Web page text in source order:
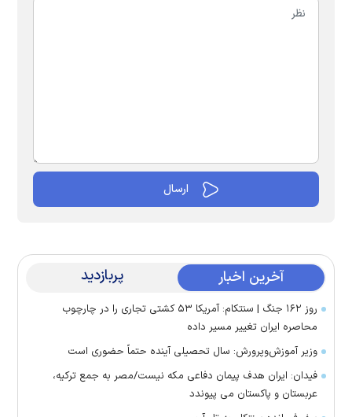
آخرین اخبار پربازدید
روز ۱۶۲ جنگ | سنتکام: آمریکا ۵۳ کشتی تجاری را در چارچوب
محاصره ایران تغییر مسیر داده
وزیر آموزش‌وپرورش: سال تحصیلی آینده حتماً حضوری است
فیدان: ایران هدف پیمان دفاعی مکه نیست/مصر به جمع ترکیه،
عربستان و پاکستان می پیوندد